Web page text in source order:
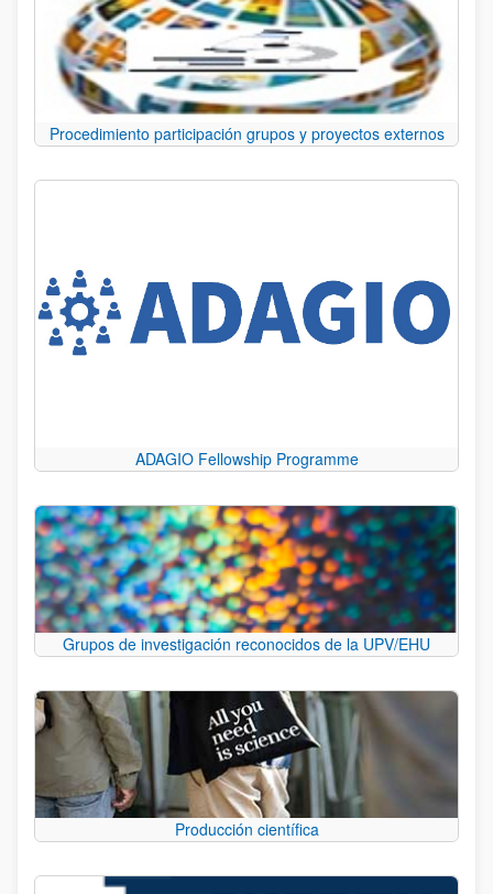
Procedimiento participación grupos y proyectos externos
ADAGIO Fellowship Programme
Grupos de investigación reconocidos de la UPV/EHU
Producción científica